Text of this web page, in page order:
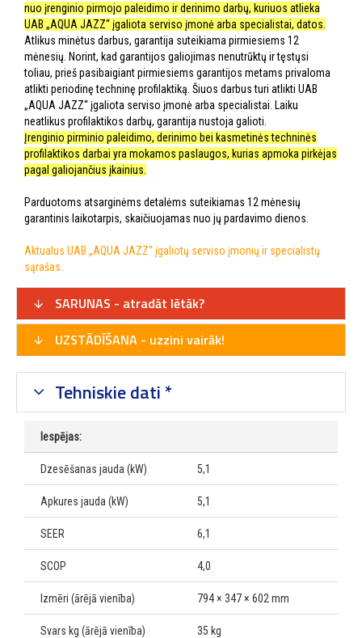
nuo įrenginio pirmojo paleidimo ir derinimo darbų, kuriuos atlieka
UAB „AQUA JAZZ“ įgaliota serviso įmonė arba specialistai, datos.
Atlikus minėtus darbus, garantija suteikiama pirmiesiems 12
mėnesių. Norint, kad garantijos galiojimas nenutrūktų ir tęstųsi
toliau, prieš pasibaigiant pirmiesiems garantijos metams privaloma
atlikti periodinę techninę profilaktiką. Šiuos darbus turi atlikti UAB
„AQUA JAZZ“ įgaliota serviso įmonė arba specialistai. Laiku
neatlikus profilaktikos darbų, garantija nustoja galioti.
Įrenginio pirminio paleidimo, derinimo bei kasmetinės techninės
profilaktikos darbai yra mokamos paslaugos, kurias apmoka pirkėjas
pagal galiojančius įkainius.
Parduotoms atsarginėms detalėms suteikiamas 12 mėnesių
garantinis laikotarpis, skaičiuojamas nuo jų pardavimo dienos.
Aktualus UAB „AQUA JAZZ“ įgaliotų serviso įmonių ir specialistų
sąrašas.
SARUNAS - atradāt lētāk?
UZSTĀDĪŠANA - uzzini vairāk!
Tehniskie dati *
Iespējas:
Dzesēšanas jauda (kW) 5,1
Apkures jauda (kW) 5,1
SEER 6,1
SCOP 4,0
Izmēri (ārējā vienība) 794 × 347 × 602 mm
Svars kg (ārējā vienība) 35 kg